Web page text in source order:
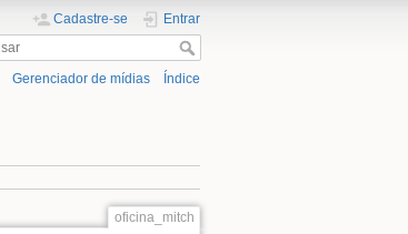
Cadastre-se Entrar
Gerenciador de mídias Índice
oficina_mitch